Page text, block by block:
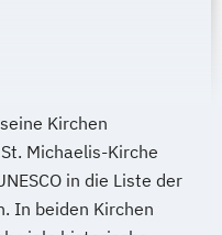
Kirchen
Michaelis-Kirche
in die Liste der
In beiden Kirchen